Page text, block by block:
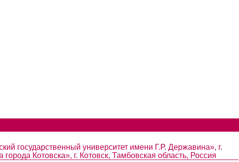
государственный университет имени Г.Р. Державина», г.
Котовска», г. Котовск, Тамбовская область, Россия